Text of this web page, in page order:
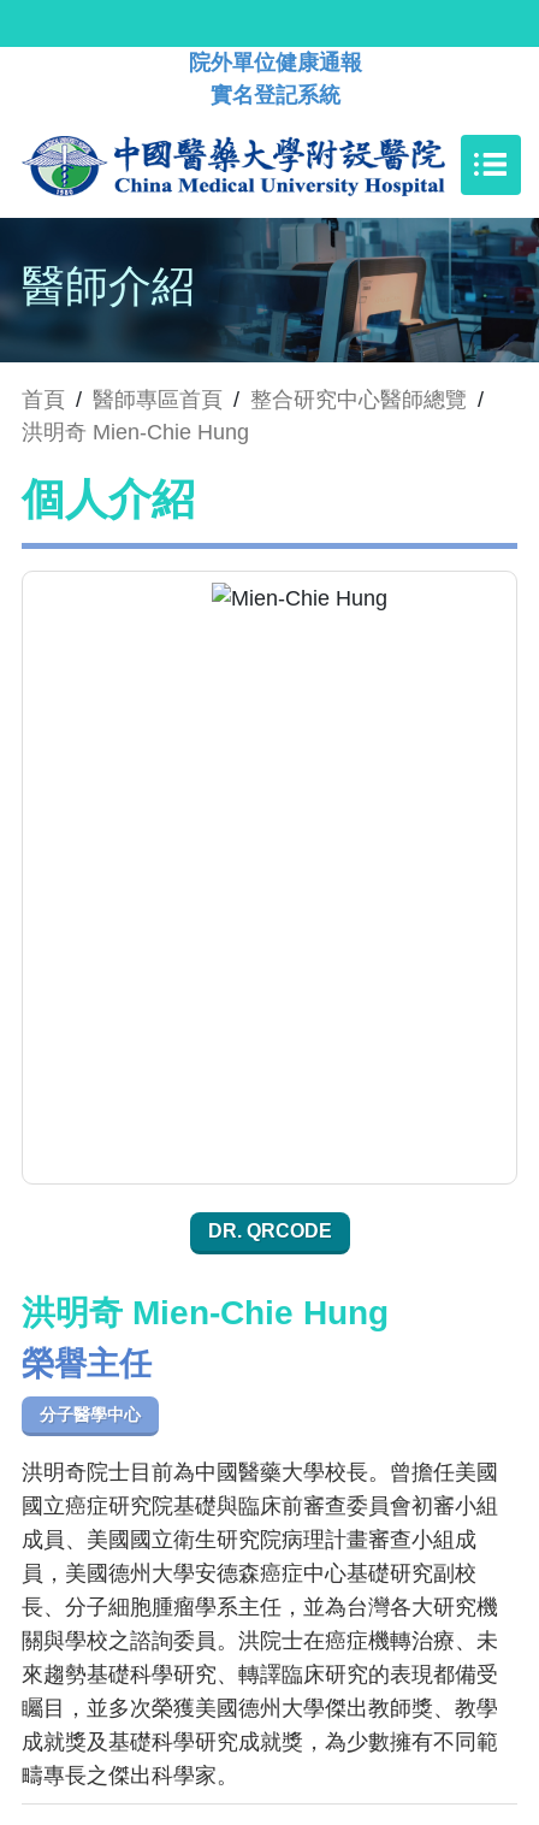
院外單位健康通報
實名登記系統
醫師介紹
首頁 / 醫師專區首頁 / 整合研究中心醫師總覽 /
洪明奇 Mien-Chie Hung
個人介紹
DR. QRCODE
洪明奇 Mien-Chie Hung
榮譽主任
分子醫學中心
洪明奇院士目前為中國醫藥大學校長。曾擔任美國
國立癌症研究院基礎與臨床前審查委員會初審小組
成員、美國國立衛生研究院病理計畫審查小組成
員，美國德州大學安德森癌症中心基礎研究副校
長、分子細胞腫瘤學系主任，並為台灣各大研究機
關與學校之諮詢委員。洪院士在癌症機轉治療、未
來趨勢基礎科學研究、轉譯臨床研究的表現都備受
矚目，並多次榮獲美國德州大學傑出教師獎、教學
成就獎及基礎科學研究成就獎，為少數擁有不同範
疇專長之傑出科學家。